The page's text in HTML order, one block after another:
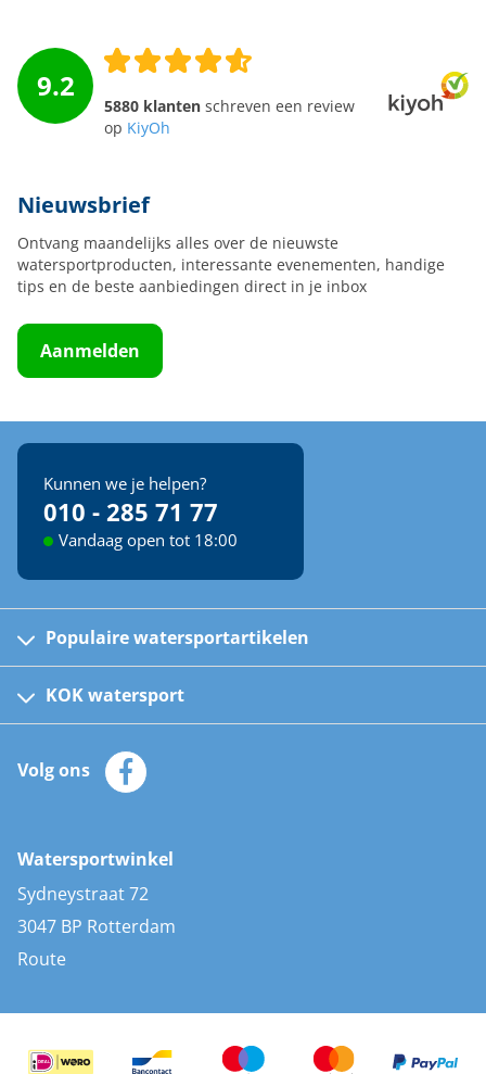
9.2
5880 klanten schreven een review
op KiyOh
Nieuwsbrief
Ontvang maandelijks alles over de nieuwste
watersportproducten, interessante evenementen, handige
tips en de beste aanbiedingen direct in je inbox
Aanmelden
Kunnen we je helpen?
010 - 285 71 77
Vandaag open tot 18:00
Populaire watersportartikelen
Kinder reddingsvesten
Automatische reddingsvesten
Zeilkleding
Zonnepanelen
AIS transponders
Stootwillen en fenders
Bootkussens
Zwemtrappen
KOK watersport
Klantenservice
Merken
Volg ons
Watersportwinkel
Sydneystraat 72
3047 BP Rotterdam
Route